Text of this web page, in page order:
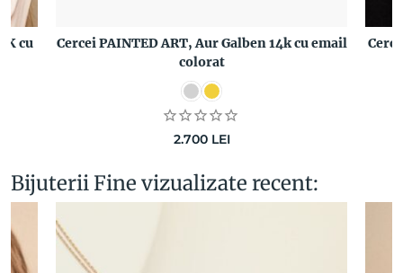
cu
Cercei PAINTED ART, Aur Galben 14k cu email
colorat
2.700 LEI
Bijuterii Fine vizualizate recent: